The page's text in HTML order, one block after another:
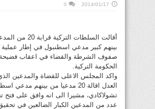
2014/01/17
0
أقالت السلطات
بينهم كبير مدعي اسطنبول في إطار
صفوف الشرطة والقضاء في اعقاب
الحكومة التركية.
واكد المجلس الاعلى للقضاة والمدعين
العدل اقالة 20 مدعيا من بينهم
تشولاكادي، مشيرا الى انه وافق على فتح
عدد من المدعين الكبار الضالعين في